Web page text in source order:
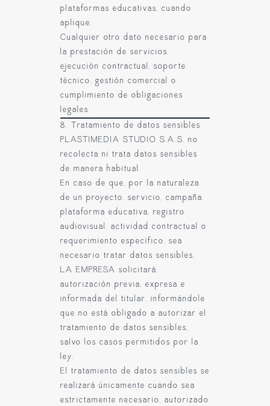
plataformas educativas, cuando
aplique.
Cualquier otro dato necesario para
la prestación de servicios,
ejecución contractual, soporte
técnico, gestión comercial o
cumplimiento de obligaciones
legales.
8. Tratamiento de datos sensibles
PLASTIMEDIA STUDIO S.A.S. no
recolecta ni trata datos sensibles
de manera habitual.
En caso de que, por la naturaleza
de un proyecto, servicio, campaña,
plataforma educativa, registro
audiovisual, actividad contractual o
requerimiento específico, sea
necesario tratar datos sensibles,
LA EMPRESA solicitará
autorización previa, expresa e
informada del titular, informándole
que no está obligado a autorizar el
tratamiento de datos sensibles,
salvo los casos permitidos por la
ley.
El tratamiento de datos sensibles se
realizará únicamente cuando sea
estrictamente necesario, autorizado